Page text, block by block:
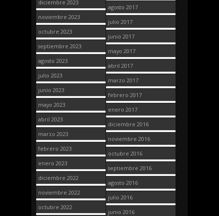
diciembre 2023
noviembre 2023
octubre 2023
septiembre 2023
agosto 2023
julio 2023
junio 2023
mayo 2023
abril 2023
marzo 2023
febrero 2023
enero 2023
diciembre 2022
noviembre 2022
octubre 2022
agosto 2017
julio 2017
junio 2017
mayo 2017
abril 2017
marzo 2017
febrero 2017
enero 2017
diciembre 2016
noviembre 2016
octubre 2016
septiembre 2016
agosto 2016
julio 2016
junio 2016